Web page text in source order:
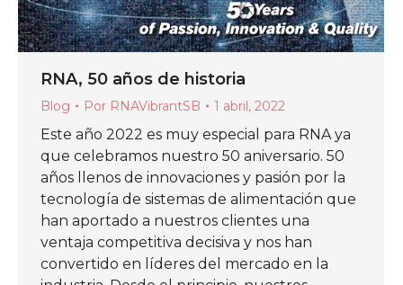
RNA, 50 años de historia
Blog Por RNAVibrantSB 1 abril, 2022
Este año 2022 es muy especial para RNA ya
que celebramos nuestro 50 aniversario. 50
años llenos de innovaciones y pasión por la
tecnología de sistemas de alimentación que
han aportado a nuestros clientes una
ventaja competitiva decisiva y nos han
convertido en líderes del mercado en la